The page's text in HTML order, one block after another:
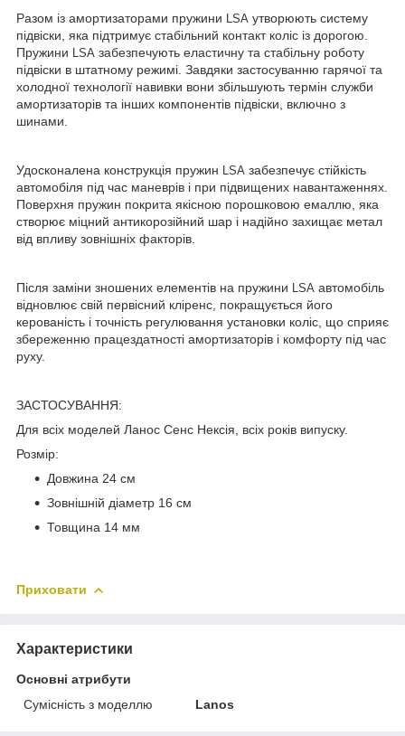
Разом із амортизаторами пружини LSA утворюють систему
підвіски, яка підтримує стабільний контакт коліс із дорогою.
Пружини
LSA забезпечують еластичну та стабільну роботу
підвіски в штатному режимі. Завдяки застосуванню гарячої та
холодної технології навивки вони збільшують термін служби
амортизаторів та інших компонентів підвіски, включно з
шинами.
Удосконалена конструкція пружин LSA забезпечує стійкість
автомобіля під час маневрів і при підвищених навантаженнях.
Поверхня пружин покрита якісною порошковою емаллю, яка
створює міцний антикорозійний шар і надійно захищає метал
від впливу зовнішніх факторів.
Після заміни зношених елементів на пружини LSA автомобіль
відновлює свій первісний кліренс, покращується його
керованість і точність регулювання установки коліс, що сприяє
збереженню працездатності амортизаторів і комфорту під час
руху.
ЗАСТОСУВАННЯ:
Для всіх моделей Ланос Сенс Нексія, всіх років випуску.
Розмір:
Довжина 24 см
Зовнішній діаметр 16 см
Товщина 14 мм
Приховати
Характеристики
Основні атрибути
Сумісність з моделлю
Lanos